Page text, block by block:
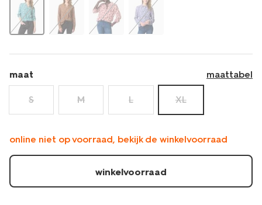
maat maattabel
S M L XL
online niet op voorraad, bekijk de winkelvoorraad
winkelvoorraad